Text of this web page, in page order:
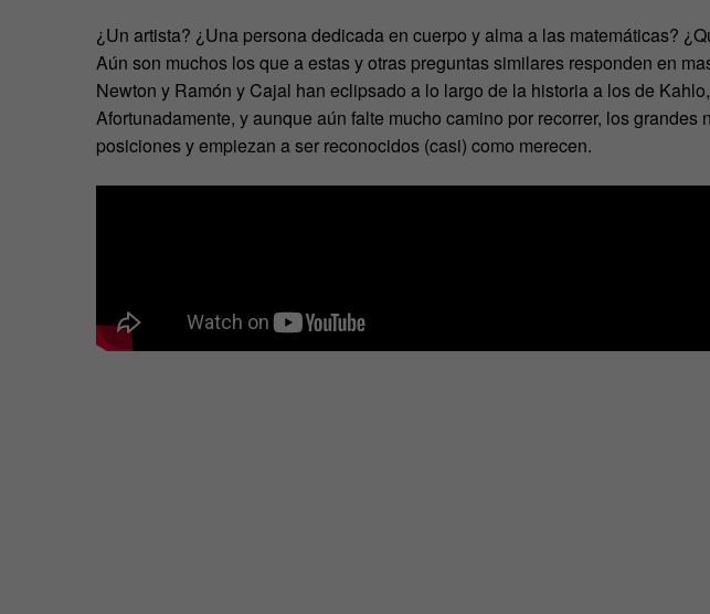
¿Un artista? ¿Una persona dedicada en cuerpo y alma a las matemáticas?
Aún son muchos los que a estas y otras preguntas similares responden en
Newton y Ramón y Cajal han eclipsado a lo largo de la historia a los de
Afortunadamente, y aunque aún falte mucho camino por recorrer, los grandes
posiciones y empiezan a ser reconocidos (casi) como merecen.